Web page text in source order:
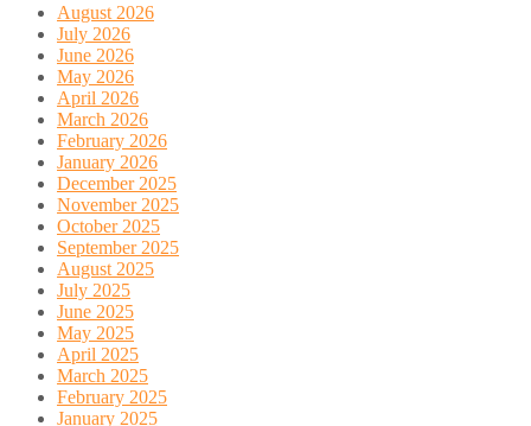
August 2026
July 2026
June 2026
May 2026
April 2026
March 2026
February 2026
January 2026
December 2025
November 2025
October 2025
September 2025
August 2025
July 2025
June 2025
May 2025
April 2025
March 2025
February 2025
January 2025